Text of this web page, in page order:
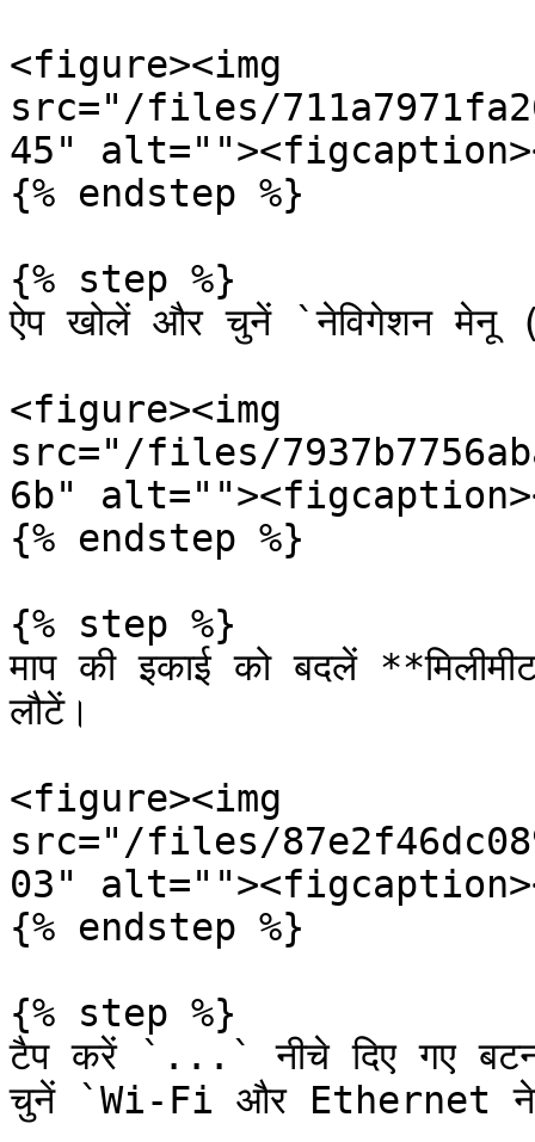
<figure><img
src="/files/
45"
{% endstep %}
{% step %}
ऐप खोलें और चुनें `नेविगेशन
<figure><img
src="/files/
6b"
{% endstep %}
{% step %}
माप की इकाई को बदलें
लौटें।
<figure><img
src="/files/
03"
{% endstep %}
{% step %}
टैप करें `...` नीचे दिए गए
चुनें `Wi‑Fi और Ethernet